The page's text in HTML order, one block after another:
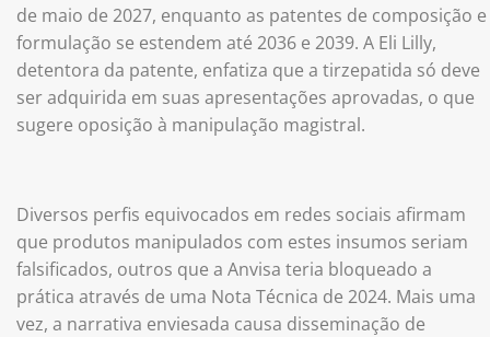
de maio de 2027, enquanto as patentes de composição e
formulação se estendem até 2036 e 2039. A Eli Lilly,
detentora da patente, enfatiza que a tirzepatida só deve
ser adquirida em suas apresentações aprovadas, o que
sugere oposição à manipulação magistral.
Diversos perfis equivocados em redes sociais afirmam
que produtos manipulados com estes insumos seriam
falsificados, outros que a Anvisa teria bloqueado a
prática através de uma Nota Técnica de 2024. Mais uma
vez, a narrativa enviesada causa disseminação de